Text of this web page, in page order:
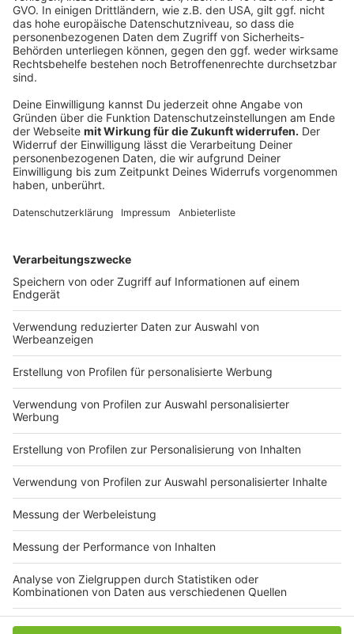
wegen steigender Infektionen gedrungen. Die
Landesregierung gab dem in Einzelfällen statt.
Anzeige
Ab Montag gilt eine Testpflicht für Schülerinnen und
Schüler. Kinder und Jugendliche aller Schulen sollen
zwei Mal pro Woche Selbsttests durchführen. NRW-
Ministerpräsident Armin Laschet (CDU) hatte am
Mittwoch betont, dass eine Öffnung der Schulen nur
infrage komme, wenn dort "überall das Testen
Die Auslieferungen der Corona-Selbsttests an die
Schulen in Nordrhein-Westfalen hatten sich in dieser
Woche etwas verzögert. Der Beginn der Lieferungen
verschob sich auf Donnerstag und Freitag, wie aus
einem Erlass der Ministerien für Schule und
Kommunales an die Schulleitungen hervorging.
rund 1000 Grund- und Förderschulen mit Selbsttests
beliefert werden.
Anzeige
Anzeige